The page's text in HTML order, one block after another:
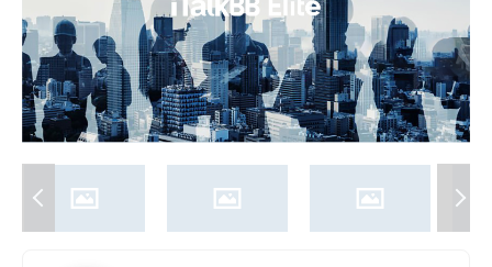
养老 非盈利组织